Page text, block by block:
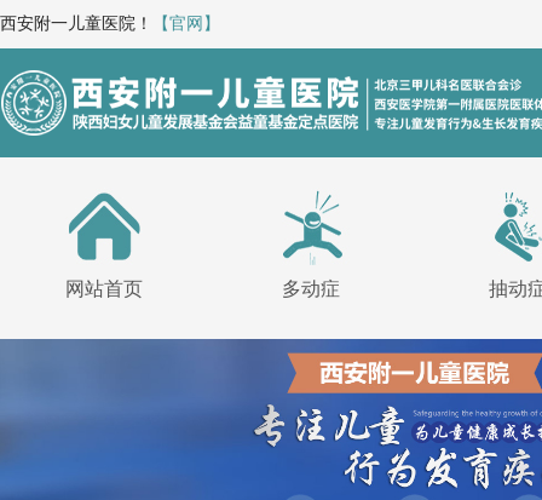
西安附一儿童医院！ 【官网】
网站首页 多动症 抽动